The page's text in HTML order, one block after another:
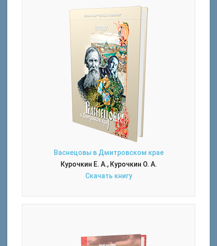
Васнецовы в Дмитровском крае
Курочкин Е. А., Курочкин О. А.
Скачать книгу